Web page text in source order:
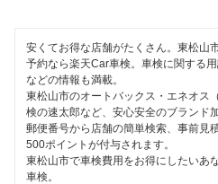
白岡市
草加市
秩父郡
秩父市
閉じる
安くてお得な店舗がたくさん。東松山
予約なら楽天Car車検。車検に関する
などの情報も満載。
東松山市のオートバックス・エネオス
検の速太郎など、安心安全のブランド
郵便番号から店舗の簡単検索、事前見
500ポイントが付与されます。
東松山市で車検費用をお得にしたいあ
車検。